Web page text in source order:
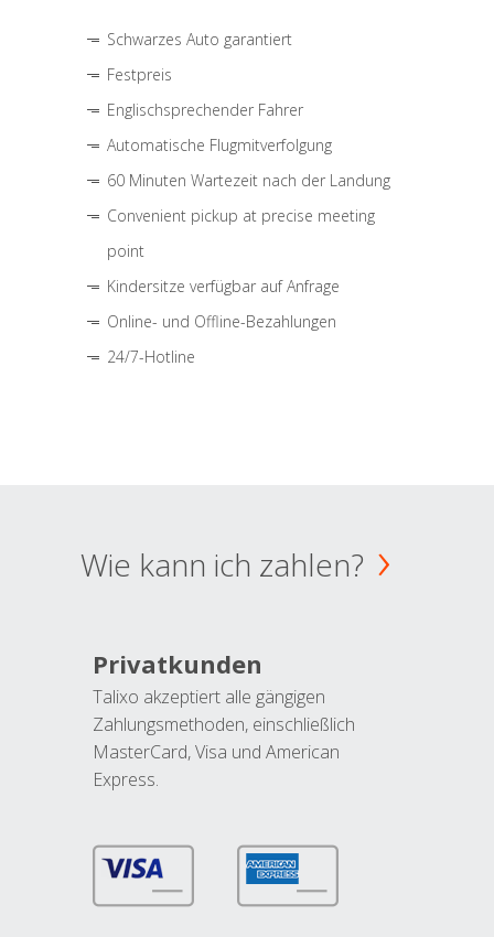
Schwarzes Auto garantiert
Festpreis
Englischsprechender Fahrer
Automatische Flugmitverfolgung
60 Minuten Wartezeit nach der Landung
Convenient pickup at precise meeting
point
Kindersitze verfügbar auf Anfrage
Online- und Offline-Bezahlungen
24/7-Hotline
Wie kann ich zahlen?
Privatkunden
Talixo akzeptiert alle gängigen
Zahlungsmethoden, einschließlich
MasterCard, Visa und American
Express.